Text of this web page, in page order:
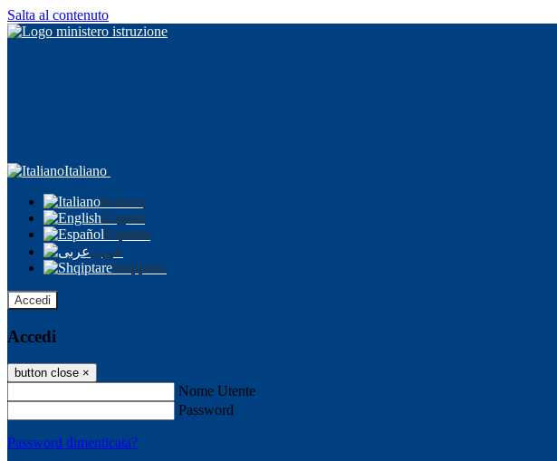
Salta al contenuto
Italiano
Italiano
English
Español
عربى
Shqiptare
Accedi
Accedi
button close ×
Nome Utente
Password
Password dimenticata?